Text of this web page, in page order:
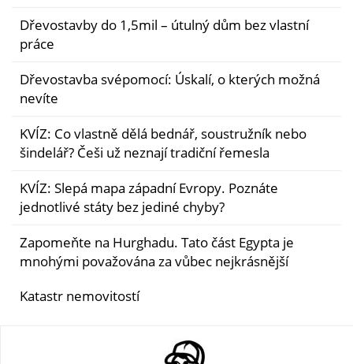
Dřevostavby do 1,5mil – útulný dům bez vlastní
práce
Dřevostavba svépomocí: Úskalí, o kterých možná
nevíte
KVÍZ: Co vlastně dělá bednář, soustružník nebo
šindelář? Češi už neznají tradiční řemesla
KVÍZ: Slepá mapa západní Evropy. Poznáte
jednotlivé státy bez jediné chyby?
Zapomeňte na Hurghadu. Tato část Egypta je
mnohými považována za vůbec nejkrásnější
Katastr nemovitostí